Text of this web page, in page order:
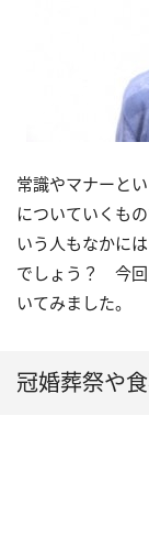
常識やマナーと
についていくも
いう人もなかに
でしょう？ 今回
いてみました。
冠婚葬祭や